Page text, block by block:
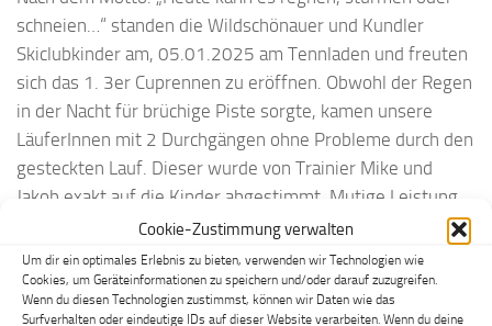
Cookie-Zustimmung verwalten
Um dir ein optimales Erlebnis zu bieten, verwenden wir Technologien wie
Cookies, um Geräteinformationen zu speichern und/oder darauf zuzugreifen.
Wenn du diesen Technologien zustimmst, können wir Daten wie das
Surfverhalten oder eindeutige IDs auf dieser Website verarbeiten. Wenn du deine
schneien…“ standen die Wildschönauer und Kundler
Skiclubkinder am, 05.01.2025 am Tennladen und freuten
sich das 1. 3er Cuprennen zu eröffnen. Obwohl der Regen
in der Nacht für brüchige Piste sorgte, kamen unsere
LäuferInnen mit 2 Durchgängen ohne Probleme durch den
gesteckten Lauf. Dieser wurde von Trainier Mike und
Jakob exakt auf die Kinder abgestimmt. Mutige Leistung
haben 11 Bambinikinder von unserem Club auf die Beine
gestellt, die mit Vollkaracho über die steile Piste
donnerten. Aber auch der Rest der Kinder brachte das
Publikum zu Staunen.